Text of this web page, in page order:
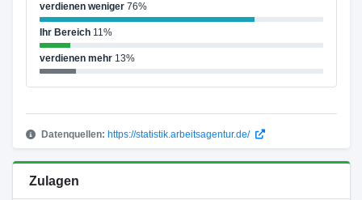
verdienen weniger76%
Ihr Bereich11%
verdienen mehr13%
Datenquellen: https://statistik.arbeitsagentur.de/
Zulagen